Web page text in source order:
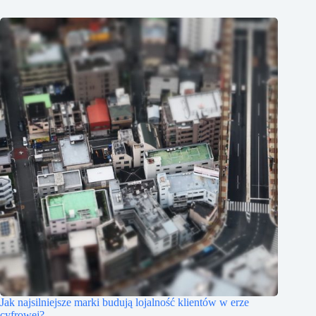
Jak najsilniejsze marki budują lojalność klientów w erze